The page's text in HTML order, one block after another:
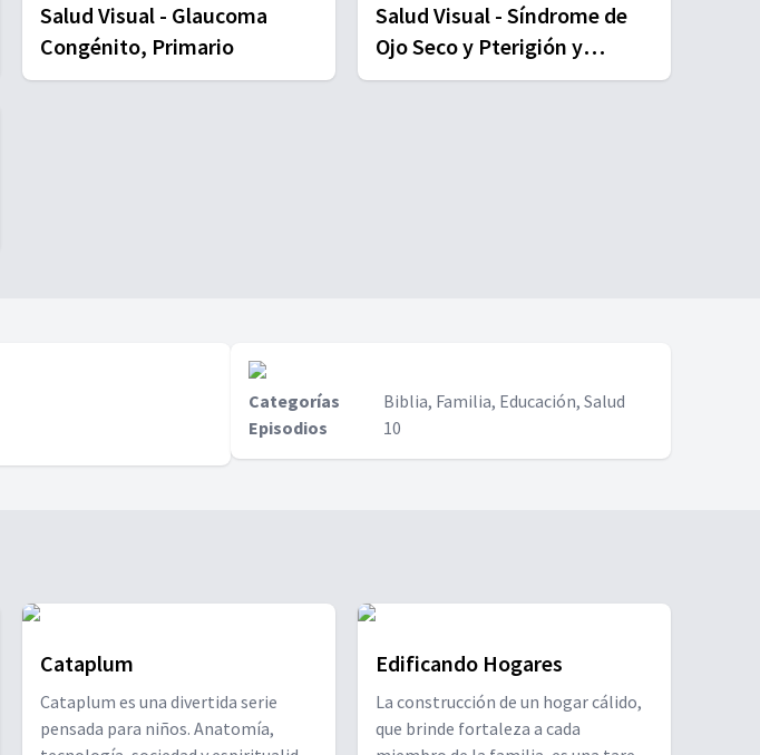
Salud Visual - Glaucoma
Congénito, Primario
Salud Visual - Síndrome de
Ojo Seco y Pterigión y
Chalazión
Categorías
Biblia, Familia, Educación, Salud
Episodios
10
Cataplum
Cataplum es una divertida serie
pensada para niños. Anatomía,
Edificando Hogares
La construcción de un hogar cálido,
que brinde fortaleza a cada